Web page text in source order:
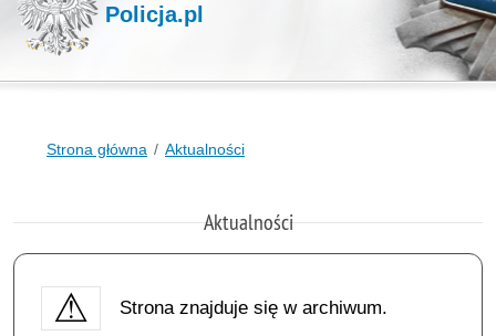
Policja.pl
Strona główna Aktualności
Aktualności
Strona znajduje się w archiwum.